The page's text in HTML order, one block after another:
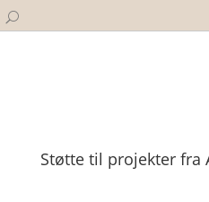
Støtte til projekter fra